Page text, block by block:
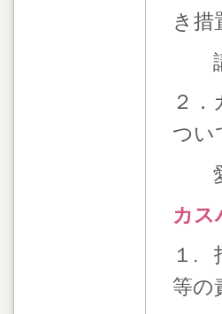
き
講
２
つい
愛
カス
１.
等の